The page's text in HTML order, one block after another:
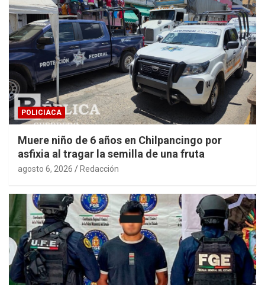
POLICIACA
Muere niño de 6 años en Chilpancingo por
asfixia al tragar la semilla de una fruta
agosto 6, 2026 Redacción